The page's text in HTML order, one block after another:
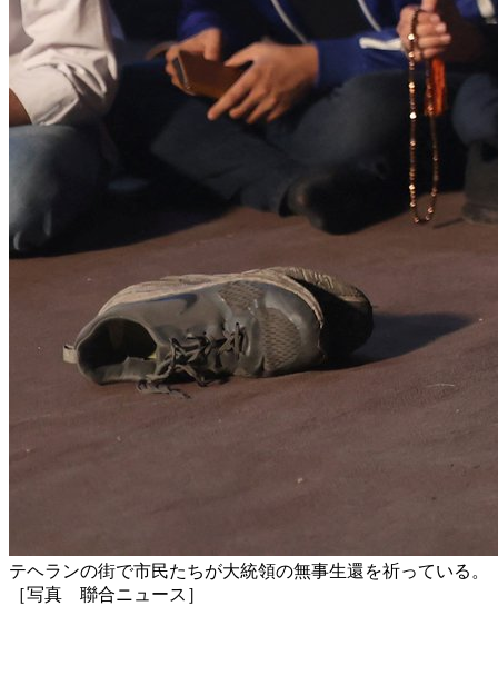
テヘランの街で市民たちが大統領の無事生還を祈っている。
［写真 聯合ニュース］